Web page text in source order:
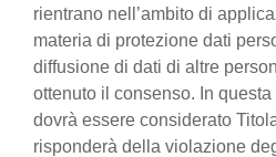
rientrano nell’ambito di
materia di protezione dati
diffusione di dati di altre
ottenuto il consenso. In
dovrà essere considerato
risponderà della violazione